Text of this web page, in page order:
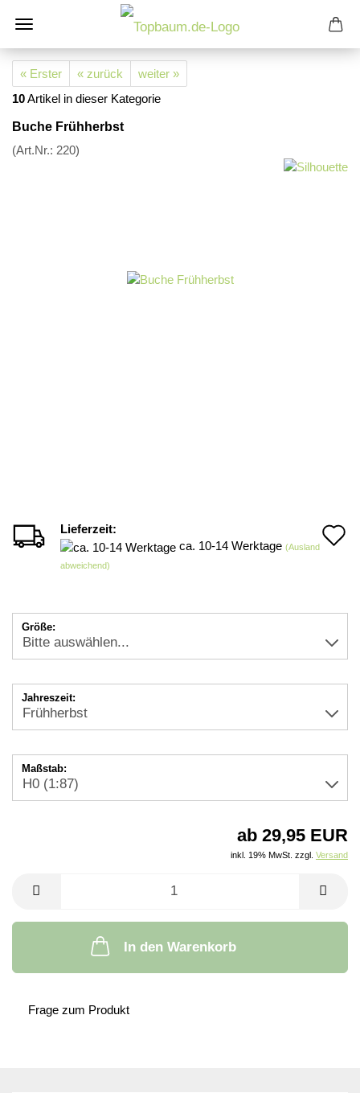
« Erster « zurück
weiter »
10Artikel in dieser Kategorie
Buche Frühherbst
(Art.Nr.: 220)
Lieferzeit:
ca. 10-14 Werktage (Ausland
abweichend)
Größe:
Jahreszeit:
Maßstab:
ab 29,95 EUR
inkl. 19% MwSt. zzgl. Versand
In den Warenkorb
Frage zum Produkt